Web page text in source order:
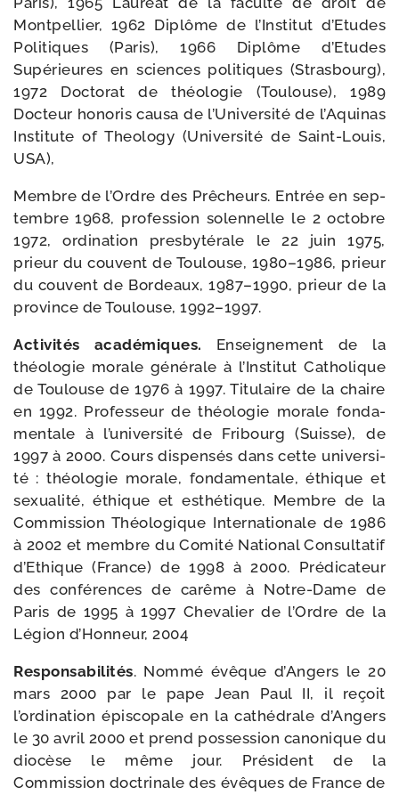
Montpellier, 1962 Diplôme de l’Institut d’Etudes
Politiques (Paris), 1966 Diplôme d’Etudes
Supérieures en sciences poli­tiques (Strasbourg),
1972 Doctorat de théo­lo­gie (Toulouse), 1989
Docteur hono­ris cau­sa de l’Université de l’Aquinas
Institute of Theology (Université de Saint-​Louis,
USA),
Membre de l’Ordre des Prêcheurs. Entrée en sep­
tembre 1968, pro­fes­sion solen­nelle le 2 octobre
1972, ordi­na­tion pres­by­té­rale le 22 juin 1975,
prieur du couvent de Toulouse, 1980–1986, prieur
du couvent de Bordeaux, 1987–1990, prieur de la
pro­vince de Toulouse, 1992–1997.
Activités aca­dé­miques. Enseignement de la
théo­lo­gie morale géné­rale à l’Institut Catholique
de Toulouse de 1976 à 1997. Titulaire de la chaire
en 1992. Professeur de théo­lo­gie morale fon­da­
men­tale à l’université de Fribourg (Suisse), de
1997 à 2000. Cours dis­pen­sés dans cette uni­ver­si­
té : théo­lo­gie morale, fon­da­men­tale, éthique et
sexua­li­té, éthique et esthé­tique. Membre de la
Commission Théologique Internationale de 1986
à 2002 et membre du Comité National Consultatif
d’Ethique (France) de 1998 à 2000. Prédicateur
des confé­rences de carême à Notre-​Dame de
Paris de 1995 à 1997 Chevalier de l’Ordre de la
Légion d’Honneur, 2004
Responsabilités. Nommé évêque d’Angers le 20
mars 2000 par le pape Jean Paul II, il reçoit
l’ordination épis­co­pale en la cathé­drale d’Angers
le 30 avril 2000 et prend pos­ses­sion cano­nique du
dio­cèse le même jour. Président de la
Commission doc­tri­nale des évêques de France de